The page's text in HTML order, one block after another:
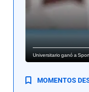
Universitario ganó a
MOMENTOS